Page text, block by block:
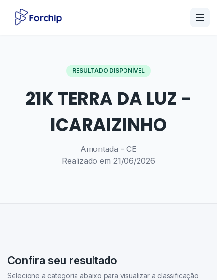
RESULTADO DISPONÍVEL
21K TERRA DA LUZ -
ICARAIZINHO
Amontada - CE
Realizado em 21/06/2026
Confira seu resultado
Selecione a categoria abaixo para visualizar a classificação